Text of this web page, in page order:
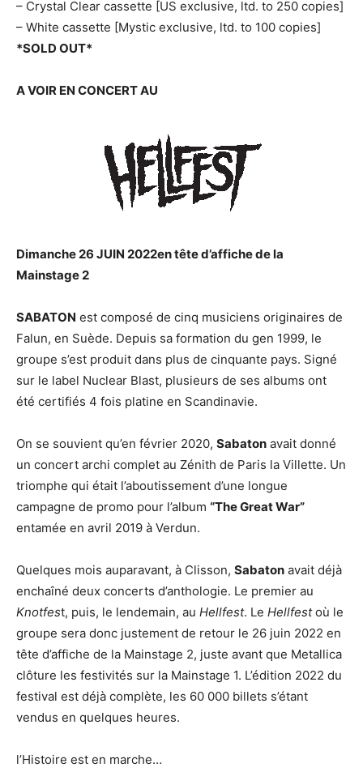
– Crystal Clear cassette [US exclusive, ltd. to 250 copies]
– White cassette [Mystic exclusive, ltd. to 100 copies]
*SOLD OUT*
A VOIR EN CONCERT AU
Dimanche 26 JUIN 2022en tête d’affiche de la
Mainstage 2
SABATON est composé de cinq musiciens originaires de
Falun, en Suède. Depuis sa formation du gen 1999, le
groupe s’est produit dans plus de cinquante pays. Signé
sur le label Nuclear Blast, plusieurs de ses albums ont
été certifiés 4 fois platine en Scandinavie.
On se souvient qu’en février 2020, Sabaton avait donné
un concert archi complet au Zénith de Paris la Villette. Un
triomphe qui était l’aboutissement d’une longue
campagne de promo pour l’album “The Great War”
entamée en avril 2019 à Verdun.
Quelques mois auparavant, à Clisson, Sabaton avait déjà
enchaîné deux concerts d’anthologie. Le premier au
Knotfest, puis, le lendemain, au Hellfest. Le Hellfestoù le
groupe sera donc justement de retour le 26 juin 2022 en
tête d’affiche de la Mainstage 2, juste avant que Metallica
clôture les festivités sur la Mainstage 1. L’édition 2022 du
festival est déjà complète, les 60 000 billets s’étant
vendus en quelques heures.
l’Histoire est en marche…